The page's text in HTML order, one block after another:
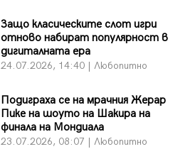
Защо класическите слот игри
отново набират популярност в
дигиталната ера
24.07.2026, 14:40 | Любопитно
Подиграха се на мрачния Жерар
Пике на шоуто на Шакира на
финала на Мондиала
23.07.2026, 08:07 | Любопитно